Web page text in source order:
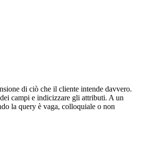
di ciò che il cliente intende davvero.
campi e indicizzare gli attributi. A un
la query è vaga, colloquiale o non